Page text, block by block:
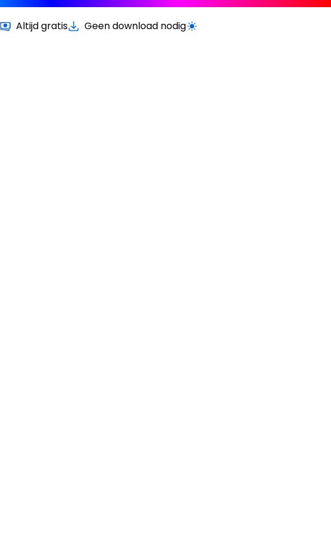
Altijd gratis Geen download nodigSchakel licht/donker modus